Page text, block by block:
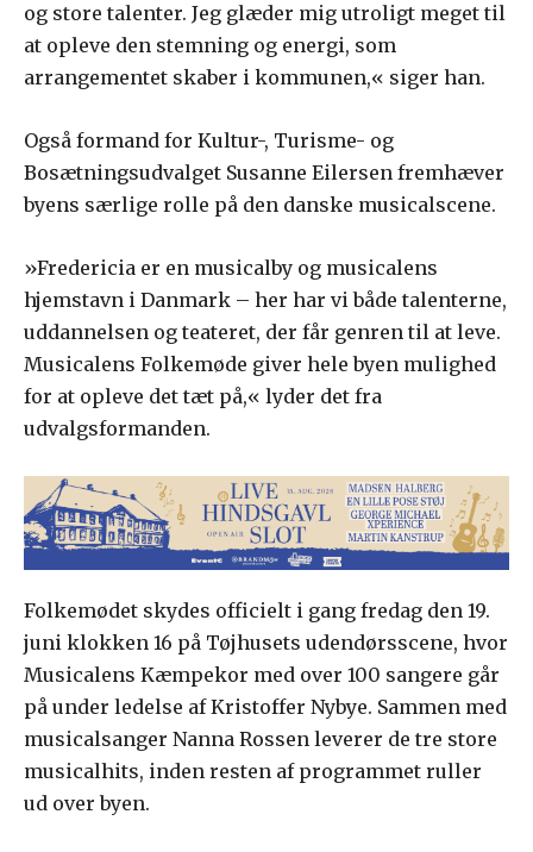
og store talenter. Jeg glæder mig utroligt meget til
at opleve den stemning og energi, som
arrangementet skaber i kommunen,« siger han.
Også formand for Kultur-, Turisme- og
Bosætningsudvalget Susanne Eilersen fremhæver
byens særlige rolle på den danske musicalscene.
»Fredericia er en musicalby og musicalens
hjemstavn i Danmark – her har vi både talenterne,
uddannelsen og teateret, der får genren til at leve.
Musicalens Folkemøde giver hele byen mulighed
for at opleve det tæt på,« lyder det fra
udvalgsformanden.
Folkemødet skydes officielt i gang fredag den 19.
juni klokken 16 på Tøjhusets udendørsscene, hvor
Musicalens Kæmpekor med over 100 sangere går
på under ledelse af Kristoffer Nybye. Sammen med
musicalsanger Nanna Rossen leverer de tre store
musicalhits, inden resten af programmet ruller
ud over byen.